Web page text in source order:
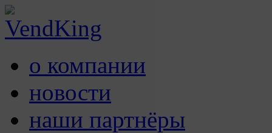
о компании
новости
наши партнёры